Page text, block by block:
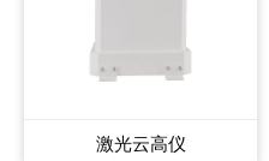
激光云高仪